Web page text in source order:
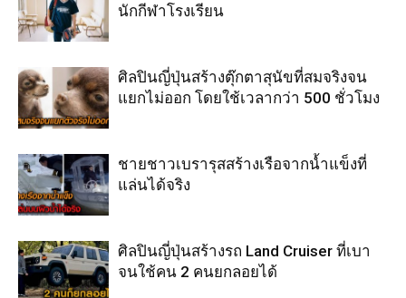
นักกีฬาโรงเรียน
ศิลปินญี่ปุ่นสร้างตุ๊กตาสุนัขที่สมจริงจน
แยกไม่ออก โดยใช้เวลากว่า 500 ชั่วโมง
ชายชาวเบรารุสสร้างเรือจากน้ำแข็งที่
แล่นได้จริง
ศิลปินญี่ปุ่นสร้างรถ Land Cruiser ที่เบา
จนใช้คน 2 คนยกลอยได้